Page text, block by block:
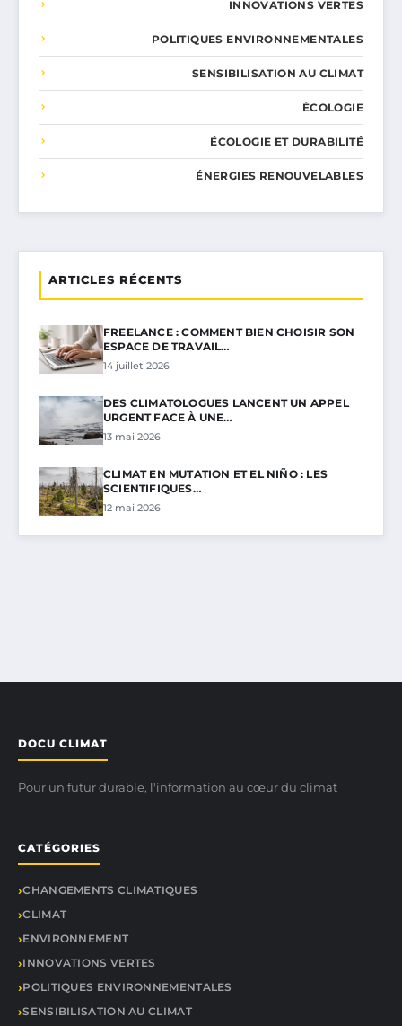
INNOVATIONS VERTES
POLITIQUES ENVIRONNEMENTALES
SENSIBILISATION AU CLIMAT
ÉCOLOGIE
ÉCOLOGIE ET DURABILITÉ
ÉNERGIES RENOUVELABLES
ARTICLES RÉCENTS
FREELANCE : COMMENT BIEN CHOISIR SON
ESPACE DE TRAVAIL…
14 juillet 2026
DES CLIMATOLOGUES LANCENT UN APPEL
URGENT FACE À UNE…
13 mai 2026
CLIMAT EN MUTATION ET EL NIÑO : LES
SCIENTIFIQUES…
12 mai 2026
DOCU CLIMAT
Pour un futur durable, l'information au cœur du climat
CATÉGORIES
CHANGEMENTS CLIMATIQUES
CLIMAT
ENVIRONNEMENT
INNOVATIONS VERTES
POLITIQUES ENVIRONNEMENTALES
SENSIBILISATION AU CLIMAT